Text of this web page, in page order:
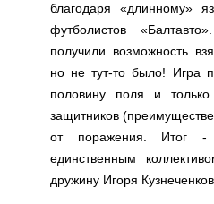
благодаря «длинному»
футболистов
получили возможность
но не тут-то было! Игра
половину поля и
защитников
от поражения. Итог -
единственным
дружину Игоря